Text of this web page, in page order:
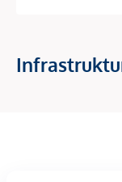
bereits